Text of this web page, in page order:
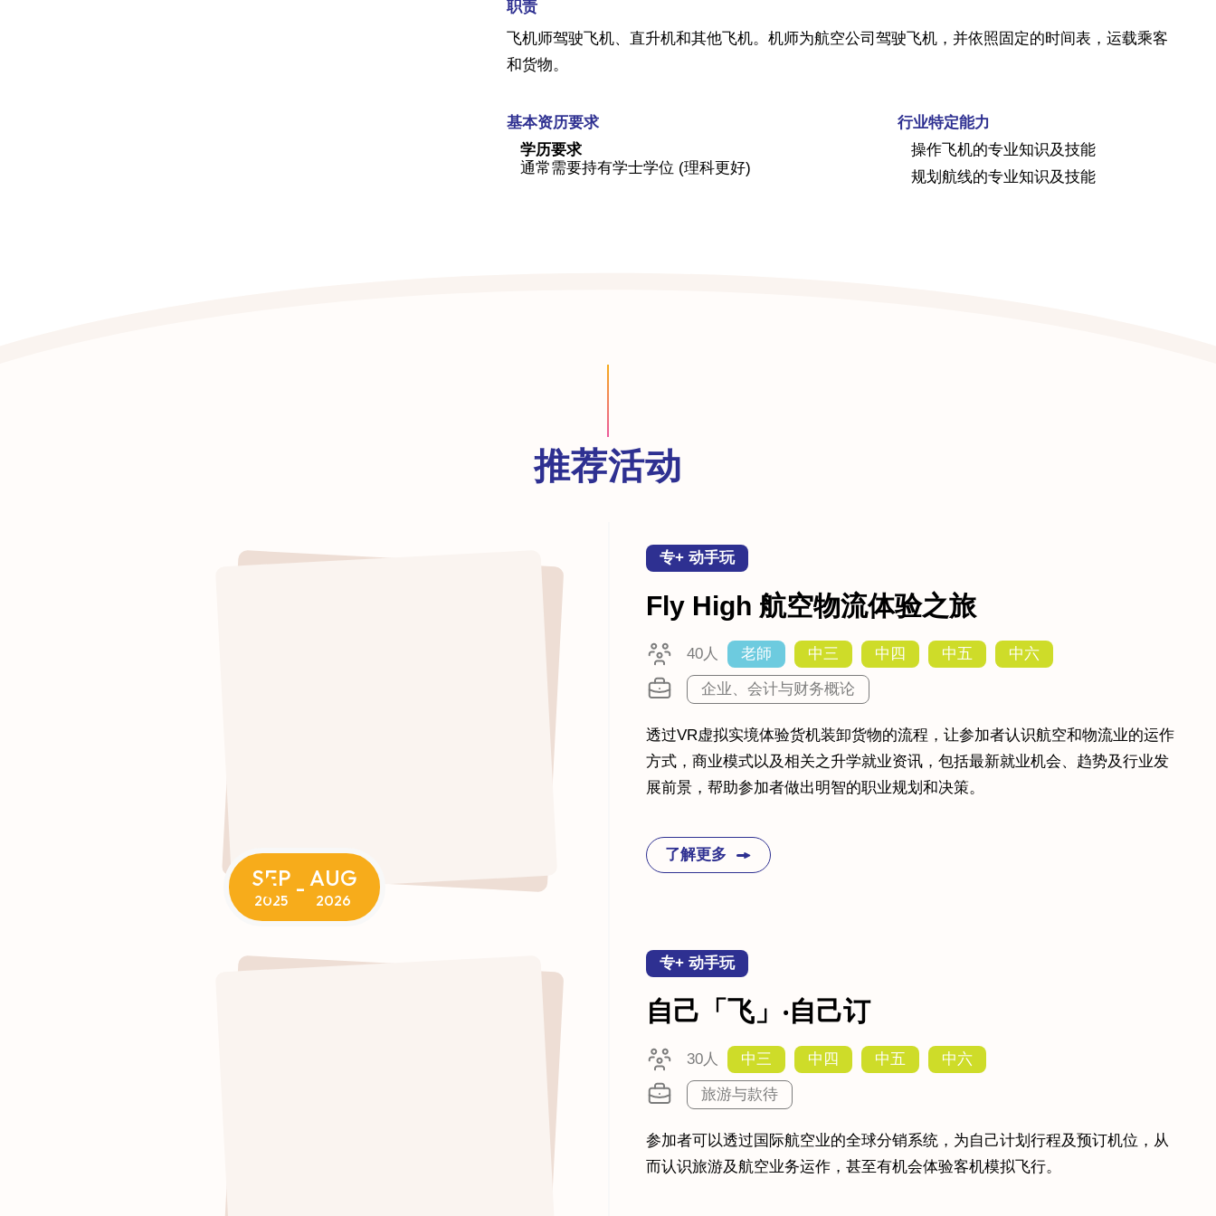
职责
飞机师驾驶飞机、直升机和其他飞机。机师为航空公司驾驶飞机，并依照固定的时间表，运载乘客
和货物。
基本资历要求
学历要求
通常需要持有学士学位 (理科更好)
行业特定能力
操作飞机的专业知识及技能
规划航线的专业知识及技能
推荐活动
SEP
2025 - AUG
2026
专+ 动手玩
Fly High 航空物流体验之旅
40人 老師 中三 中四 中五 中六
企业、会计与财务概论
透过VR虚拟实境体验货机装卸货物的流程，让参加者认识航空和物流业的运作
方式，商业模式以及相关之升学就业资讯，包括最新就业机会、趋势及行业发
展前景，帮助参加者做出明智的职业规划和决策。
了解更多
专+ 动手玩
自己「飞」‧自己订
30人 中三 中四 中五 中六
旅游与款待
参加者可以透过国际航空业的全球分销系统，为自己计划行程及预订机位，从
而认识旅游及航空业务运作，甚至有机会体验客机模拟飞行。